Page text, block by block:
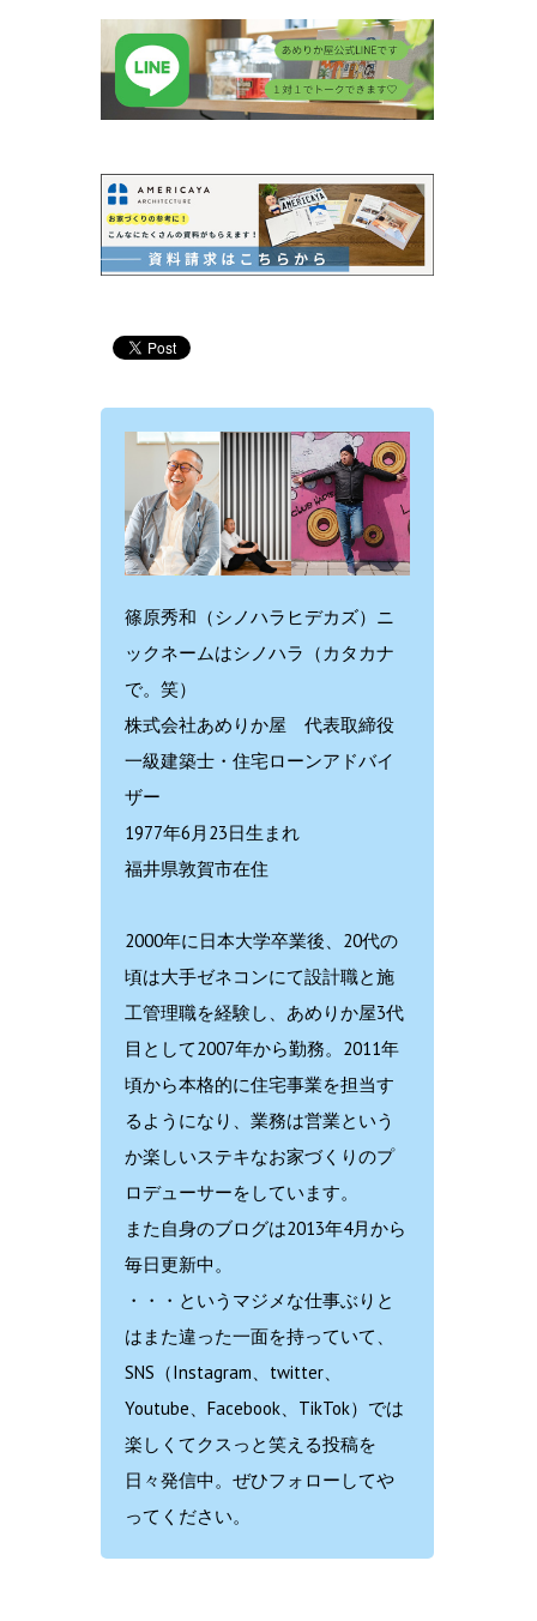
篠原秀和（シノハラヒデカズ）ニ
ックネームはシノハラ（カタカナ
で。笑）
株式会社あめりか屋 代表取締役
一級建築士・住宅ローンアドバイ
ザー
1977年6月23日生まれ
福井県敦賀市在住
2000年に日本大学卒業後、20代の
頃は大手ゼネコンにて設計職と施
工管理職を経験し、あめりか屋3代
目として2007年から勤務。2011年
頃から本格的に住宅事業を担当す
るようになり、業務は営業という
か楽しいステキなお家づくりのプ
ロデューサーをしています。
また自身のブログは2013年4月から
毎日更新中。
・・・というマジメな仕事ぶりと
はまた違った一面を持っていて、
SNS（Instagram、twitter、
Youtube、Facebook、TikTok）では
楽しくてクスっと笑える投稿を
日々発信中。ぜひフォローしてや
ってください。